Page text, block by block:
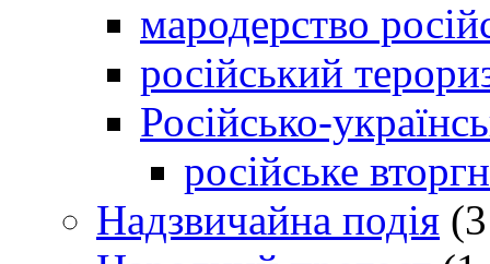
мародерство
російський
Російсько-
російське
Надзвичайна подія